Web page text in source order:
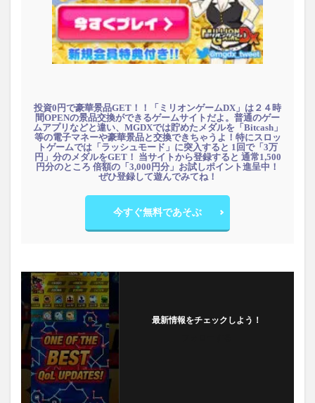
投資0円で豪華景品GET！！「ミリオンゲームDX」は２４時
間OPENの景品交換ができるゲームサイトだよ。普通のゲー
ムアプリなどと違い、MGDXでは貯めたメダルを「Bitcash」
等の電子マネーや豪華景品と交換できちゃうよ！特にスロッ
トゲームでは「ラッシュモード」に突入すると 1回で「3万
円」分のメダルをGET！ 当サイトから登録すると 通常1,500
円分のところ 倍額の「3,000円分」お試しポイント進呈中！
ぜひ登録して遊んでみてね！
今すぐ無料であそぶ
最新情報をチェックしよう！